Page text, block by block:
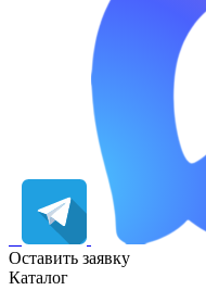
Оставить заявку
Каталог